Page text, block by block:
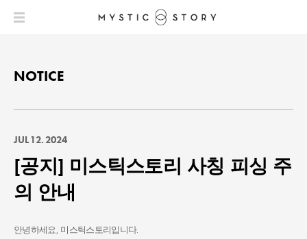
NOTICE
JUL 12. 2024
[공지] 미스틱스토리 사칭 피싱 주
의 안내
안녕하세요, 미스틱스토리입니다.